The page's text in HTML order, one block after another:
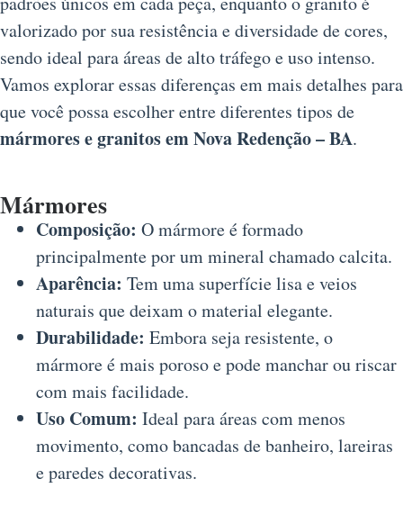
valorizado por sua resistência e diversidade de cores,
sendo ideal para áreas de alto tráfego e uso intenso.
Vamos explorar essas diferenças em mais detalhes para
que você possa escolher entre diferentes tipos de
mármores e granitos em Nova Redenção – BA.
Mármores
Composição: O mármore é formado
principalmente por um mineral chamado calcita.
Aparência: Tem uma superfície lisa e veios
naturais que deixam o material elegante.
Durabilidade: Embora seja resistente, o
mármore é mais poroso e pode manchar ou riscar
com mais facilidade.
Uso Comum: Ideal para áreas com menos
movimento, como bancadas de banheiro, lareiras
e paredes decorativas.